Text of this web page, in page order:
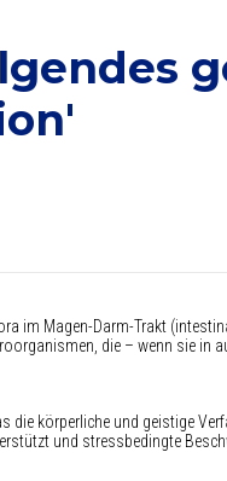
im Magen-Darm-Trakt
die – wenn sie in
die körperliche und geistige
und stressbedingte